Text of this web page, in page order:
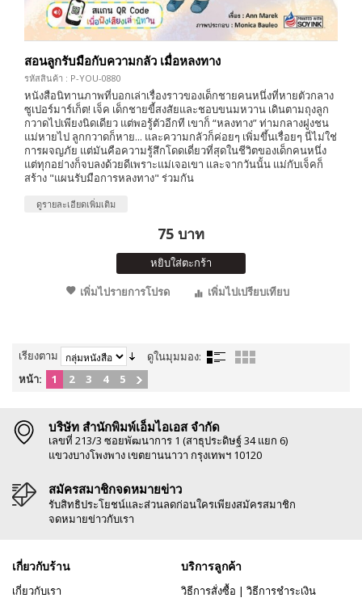
สอนลูกรับมือกับความกลัว เมื่อหลงทาง
รหัสสินค้า : P-YOU-0880
หนังสือนิทานภาพที่บอกเล่าเรื่องราวของเด็กชายคนหนึ่งที่หายตัวกลาง
ซูเปอร์มาร์เก็ต! เจ็ค เด็กชายขี้สงสัยและชอบขนมหวาน เดินตามถุงลูก
กวาดไปเพียงนิดเดียว แต่พอรู้ตัวอีกที เขาก็ “หลงทาง” ท่ามกลางฝูงชน
แม่หายไป ลูกกวาดก็หาย... และความกลัวก็ค่อยๆ เพิ่มขึ้นเรื่อยๆ นี่ไม่ใช่
การผจญภัย แต่มันคือความรู้สึกโดดเดี่ยวที่สุดในชีวิตของเด็กคนหนึ่ง
แต่ทุกอย่างก็จบลงด้วยดีเพราะแม่เจอเขา และจากวันนั้น แม่กับเจ็คก็
สร้าง "แผนรับมือการหลงทาง" ร่วมกัน
ดูรายละเอียดเพิ่มเติม
75 บาท
หยิบใส่ตะกร้า
เพิ่มไปรายการโปรด
เพิ่มไปเปรียบเทียบ
เรียงตาม
ดูในมุมมอง:
หน้า:
1 2 3 4 5
บริษัท สำนักพิมพ์เอ็มไอเอส จำกัด
เลขที่ 213/3 ซอยพัฒนาการ 1 (สาธุประดิษฐ์ 34 แยก 6)
แขวงบางโพงพาง เขตยานนาวา กรุงเทพฯ 10120
สมัครสมาชิกจดหมายข่าว
รับสิทธิประโยชน์และส่วนลดก่อนใครเพียงสมัครสมาชิก
จดหมายข่าวกับเรา
เกี่ยวกับร้าน
เกี่ยวกับเรา
บริการลูกค้า
วิธีการสั่งซื้อ | วิธีการชำระเงิน